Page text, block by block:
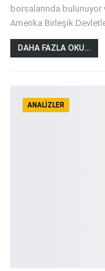
borsalarında bulunuyor
Amerika Birleşik
DAHA FAZLA OKU...
ANALIZLER